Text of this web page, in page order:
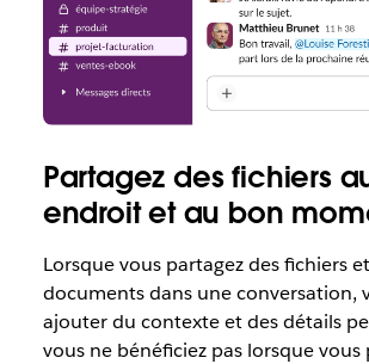
Partagez des fichiers
endroit et au bon
Lorsque vous partagez des fichiers
documents dans une conversation,
ajouter du contexte et des détails
vous ne bénéficiez pas lorsque vous